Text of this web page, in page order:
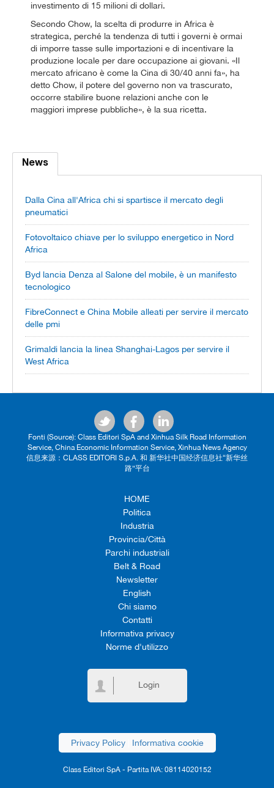
investimento di 15 milioni di dollari.
Secondo Chow, la scelta di produrre in Africa è
strategica, perché la tendenza di tutti i governi è ormai
di imporre tasse sulle importazioni e di incentivare la
produzione locale per dare occupazione ai giovani. «Il
mercato africano è come la Cina di 30/40 anni fa», ha
detto Chow, il potere del governo non va trascurato,
occorre stabilire buone relazioni anche con le
maggiori imprese pubbliche», è la sua ricetta.
News
Dalla Cina all'Africa chi si spartisce il mercato degli
pneumatici
Fotovoltaico chiave per lo sviluppo energetico in Nord
Africa
Byd lancia Denza al Salone del mobile, è un manifesto
tecnologico
FibreConnect e China Mobile alleati per servire il mercato
delle pmi
Grimaldi lancia la linea Shanghai-Lagos per servire il
West Africa
Fonti (Source): Class Editori SpA and Xinhua Silk Road Information
Service, China Economic Information Service, Xinhua News Agency
信息来源：CLASS EDITORI S.p.A. 和 新华社中国经济信息社“新华丝
路”平台
HOME
Politica
Industria
Provincia/Città
Parchi industriali
Belt & Road
Newsletter
English
Chi siamo
Contatti
Informativa privacy
Norme d'utilizzo
Login
Privacy Policy| Informativa cookie
Class Editori SpA - Partita IVA: 08114020152